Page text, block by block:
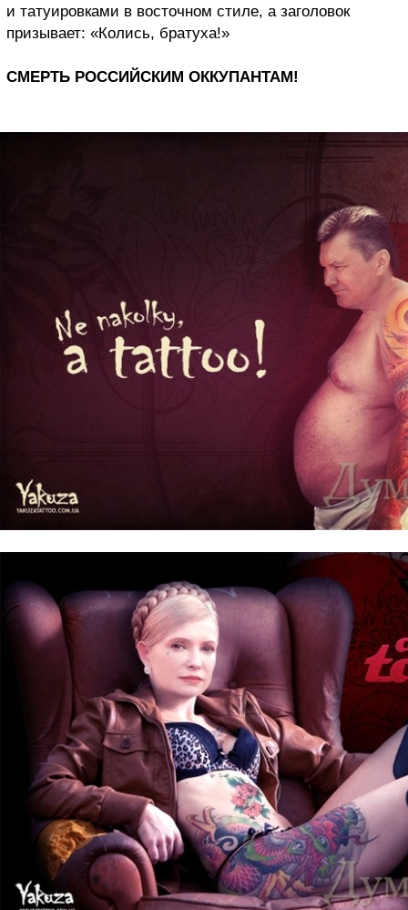
и татуировками в восточном стиле, а заголовок
призывает: «Колись, братуха!»
СМЕРТЬ РОССИЙСКИМ ОККУПАНТАМ!